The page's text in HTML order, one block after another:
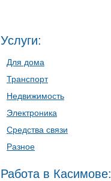
Услуги:
Для дома
Транспорт
Недвижимость
Электроника
Средства связи
Разное
Работа в Касимове: